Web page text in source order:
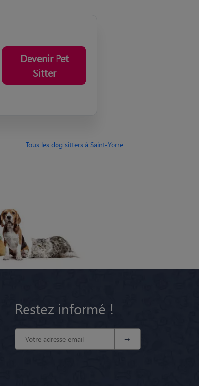
Devenir Pet
Sitter
Tous les dog sitters à Saint-Yorre
Restez informé !